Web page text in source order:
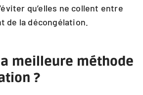
qu’elles ne collent entre
de la décongélation.
meilleure méthode
?